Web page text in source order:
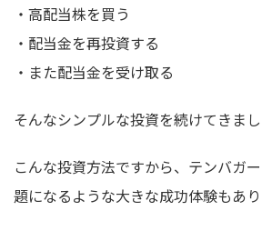
・高配当株を買う
・配当金を再投資する
・また配当金を受け取る
そんなシンプルな投資を続けてきまし
こんな投資方法ですから、テンバガ
題になるような大きな成功体験もあり